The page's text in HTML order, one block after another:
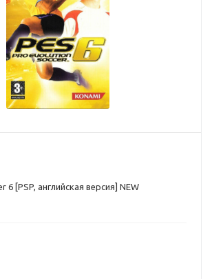
6 [РSP, английская версия] NEW